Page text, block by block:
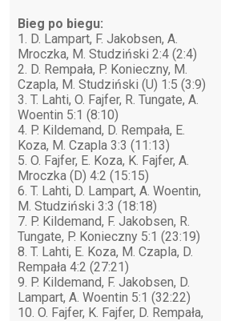
Bieg po biegu:
1. D. Lampart, F. Jakobsen, A.
Mroczka, M. Studziński 2:4 (2:4)
2. D. Rempała, P. Konieczny, M.
Czapla, M. Studziński (U) 1:5 (3:9)
3. T. Lahti, O. Fajfer, R. Tungate, A.
Woentin 5:1 (8:10)
4. P. Kildemand, D. Rempała, E.
Koza, M. Czapla 3:3 (11:13)
5. O. Fajfer, E. Koza, K. Fajfer, A.
Mroczka (D) 4:2 (15:15)
6. T. Lahti, D. Lampart, A. Woentin,
M. Studziński 3:3 (18:18)
7. P. Kildemand, F. Jakobsen, R.
Tungate, P. Konieczny 5:1 (23:19)
8. T. Lahti, E. Koza, M. Czapla, D.
Rempała 4:2 (27:21)
9. P. Kildemand, F. Jakobsen, D.
Lampart, A. Woentin 5:1 (32:22)
10. O. Fajfer, K. Fajfer, D. Rempała,